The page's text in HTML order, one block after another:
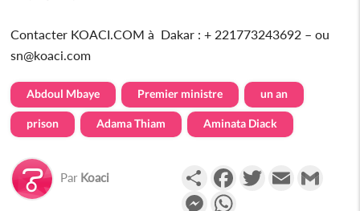
Contacter KOACI.COM à Dakar : + 221773243692 – ou
sn@koaci.com
Abdoul Mbaye Premier ministre un an
prison Adama Thiam Aminata Diack
Par Koaci PartagerFacebookTwitterEmail
Messenger